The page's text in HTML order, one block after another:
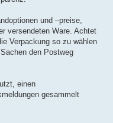
und –preise,
versendeten Ware. Achtet
Verpackung so zu wählen
den Postweg
einen
gesammelt